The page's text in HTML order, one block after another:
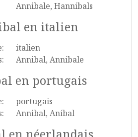
Annibale, Hannibals
en italien
italien
Annibal, Annibale
en portugais
portugais
Annibal, Aníbal